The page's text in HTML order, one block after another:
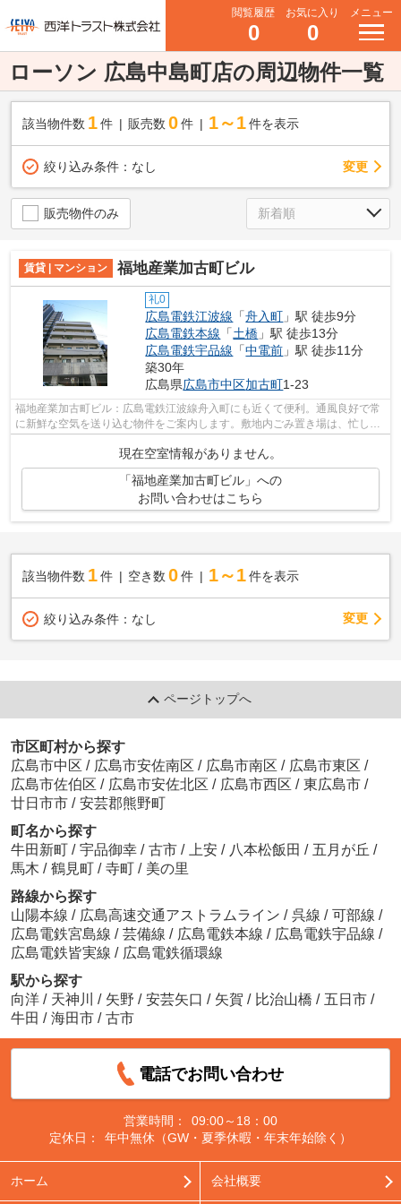
閲覧履歴
0
お気に入り
0
メニュー
ローソン 広島中島町店の周辺物件一覧
該当物件数 1件 販売数 0 件 1～1 件を表示
絞り込み条件： なし 変更
販売物件のみ
賃貸 | マンション 福地産業加古町ビル
礼0
広島電鉄江波線 「舟入町 」駅 徒歩9分
広島電鉄本線 「土橋 」駅 徒歩13分
広島電鉄宇品線 「中電前 」駅 徒歩11分
築30年
広島県広島市中区加古町1-23
福地産業加古町ビル：広島電鉄江波線舟入町にも近くて便利。通風良好で常
に新鮮な空気を送り込む物件をご案内します。敷地内ごみ置き場は、忙しい
現在空室情報がありません。
「福地産業加古町ビル」への
お問い合わせはこちら
該当物件数 1件 空き数 0 件 1～1 件を表示
絞り込み条件： なし 変更
ページトップへ
市区町村から探す
広島市中区 / 広島市安佐南区 / 広島市南区 / 広島市東区 /
広島市佐伯区 / 広島市安佐北区 / 広島市西区 / 東広島市 /
廿日市市 / 安芸郡熊野町
町名から探す
牛田新町 / 宇品御幸 / 古市 / 上安 / 八本松飯田 / 五月が丘 /
馬木 / 鶴見町 / 寺町 / 美の里
路線から探す
山陽本線 / 広島高速交通アストラムライン / 呉線 / 可部線 /
広島電鉄宮島線 / 芸備線 / 広島電鉄本線 / 広島電鉄宇品線 /
広島電鉄皆実線 / 広島電鉄循環線
駅から探す
向洋 / 天神川 / 矢野 / 安芸矢口 / 矢賀 / 比治山橋 / 五日市 /
牛田 / 海田市 / 古市
電話でお問い合わせ
営業時間：
09:00～18：00
定休日：
年中無休（GW・夏季休暇・年末年始除く）
ホーム 会社概要